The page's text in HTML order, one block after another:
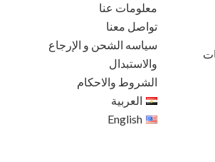
معلومات عنا
تواصل معنا
سياسه الشحن و الإرجاع
والاستبدال
الشروط والاحكام
العربية
English